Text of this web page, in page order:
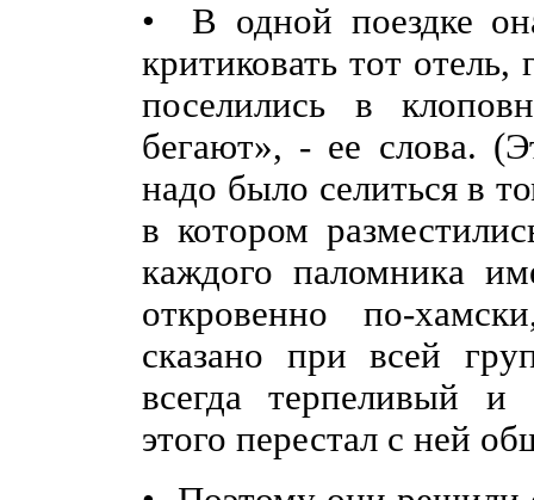
• В одной поездке
критиковать тот
поселились в
бегают», - ее слова.
надо было селиться в
в котором
каждого паломника
откровенно по-
сказано при всей
всегда терпеливый
этого перестал с ней